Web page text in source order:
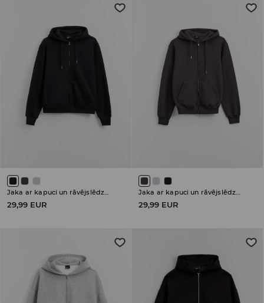
Jaka ar kapuci un rāvējslēdzēja aizdari
29,99 EUR
Jaka ar kapuci un rāvējslēdzēja aizdari
29,99 EUR